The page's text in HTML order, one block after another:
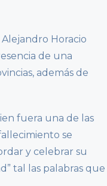
Horacio
de una
además de
fuera una de las
se
y celebrar su
tal las palabras que